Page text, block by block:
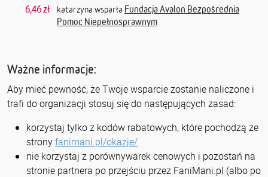
6,46 zł
katarzyna wsparła Fundacja Avalon Bezpośrednia
Pomoc Niepełnosprawnym
Ważne informacje:
Aby mieć pewność, że Twoje wsparcie zostanie naliczone i
trafi do organizacji stosuj się do następujących zasad:
korzystaj tylko z kodów rabatowych, które pochodzą ze
stronyfanimani.pl/okazje/
nie korzystaj z porównywarek cenowych i pozostań na
stronie partnera po przejściu przez FaniMani.pl (albo po